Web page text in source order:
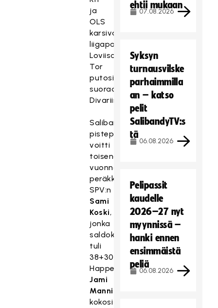
ja
OLS
karsivat
liigapaikoistaan.
Loviisan
Tor
putosi
suoraan
Divariin.
Salibandyliigan
pistepörssin
voitti
toisena
vuonna
peräkkäin
SPV:n
Sami
Koski,
jonka
saldoksi
tuli
38+30=68.
Happeen
Jami
Manninen
kokosi
ehtii mukaan
07.08.2026
Syksyn
turnausvilske
parhaimmilla
an – katso
pelit
SalibandyTV:s
tä
06.08.2026
Pelipassit
kaudelle
2026–27 nyt
myynnissä –
hanki ennen
ensimmäistä
peliä
06.08.2026